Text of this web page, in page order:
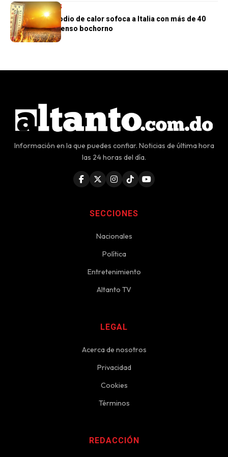
INTERNACIONALES
Un nuevo episodio de calor sofoca a Italia con más de 40
grados y un intenso bochorno
Información en la que puedes confiar. Noticias de última hora
las 24 horas del día.
SECCIONES
Nacionales
Política
Entretenimiento
Altanto TV
LEGAL
Acerca de nosotros
Privacidad
Cookies
Términos
REDACCIÓN